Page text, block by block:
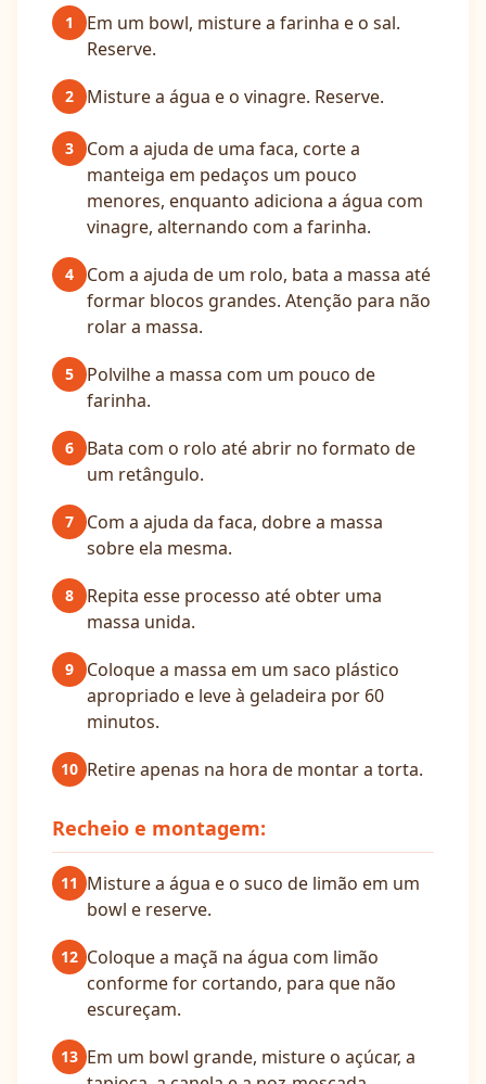
1
Em um bowl, misture a farinha e o sal.
Reserve.
2 Misture a água e o vinagre. Reserve.
3
Com a ajuda de uma faca, corte a
manteiga em pedaços um pouco
menores, enquanto adiciona a água com
vinagre, alternando com a farinha.
4
Com a ajuda de um rolo, bata a massa até
formar blocos grandes. Atenção para não
rolar a massa.
5
Polvilhe a massa com um pouco de
farinha.
6
Bata com o rolo até abrir no formato de
um retângulo.
7
Com a ajuda da faca, dobre a massa
sobre ela mesma.
8
Repita esse processo até obter uma
massa unida.
9
Coloque a massa em um saco plástico
apropriado e leve à geladeira por 60
minutos.
10 Retire apenas na hora de montar a torta.
Recheio e montagem:
11 Misture a água e o suco de limão em um
bowl e reserve.
12 Coloque a maçã na água com limão
conforme for cortando, para que não
escureçam.
13 Em um bowl grande, misture o açúcar, a